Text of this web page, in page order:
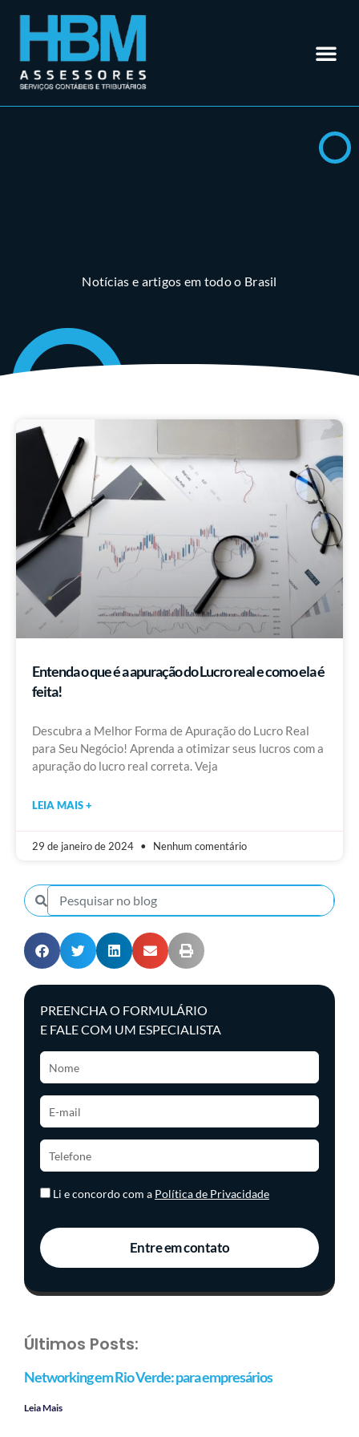
Notícias e artigos em todo o Brasil
Entenda o que é a apuração do Lucro real e como ela é
feita!
Descubra a Melhor Forma de Apuração do Lucro Real
para Seu Negócio! Aprenda a otimizar seus lucros com a
apuração do lucro real correta. Veja
LEIA MAIS +
29 de janeiro de 2024 Nenhum comentário
PREENCHA O FORMULÁRIO
E FALE COM UM ESPECIALISTA
Li e concordo com a Política de Privacidade
Entre em contato
Últimos Posts:
Networking em Rio Verde: para empresários
Leia Mais